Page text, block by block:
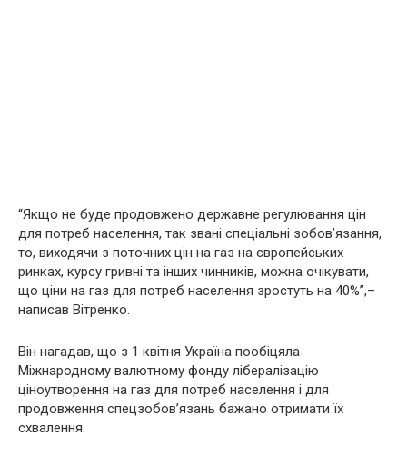
“Якщо не буде продовжено державне регулювання цін
для потреб населення, так звані спеціальні зобов’язання,
то, виходячи з поточних цін на газ на європейських
ринках, курсу гривні та інших чинників, можна очікувати,
що ціни на газ для потреб населення зростуть на 40%”,–
написав Вітренко.
Він нагадав, що з 1 квітня Україна пообіцяла
Міжнародному валютному фонду лібералізацію
ціноутворення на газ для потреб населення і для
продовження спецзобов’язань бажано отримати їх
схвалення.